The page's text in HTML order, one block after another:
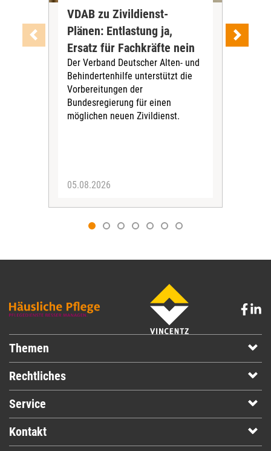
VDAB zu Zivildienst-
Plänen: Entlastung ja,
Ersatz für Fachkräfte nein
Der Verband Deutscher Alten- und
Behindertenhilfe unterstützt die
Vorbereitungen der
Bundesregierung für einen
möglichen neuen Zivildienst.
05.08.2026
Themen
Rechtliches
Service
Kontakt